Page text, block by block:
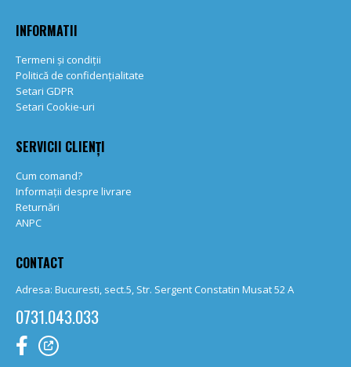
INFORMATII
Termeni și condiții
Politică de confidențialitate
Setari GDPR
Setari Cookie-uri
SERVICII CLIENȚI
Cum comand?
Informații despre livrare
Returnări
ANPC
CONTACT
Adresa: Bucuresti, sect.5, Str. Sergent Constatin Musat 52 A
0731.043.033